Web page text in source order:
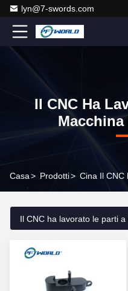
lyn@7-swords.com
Il CNC Ha
Casa> Prodotti>
Il CNC ha lavorato le parti